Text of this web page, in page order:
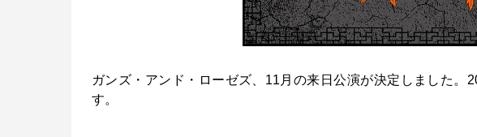
ガンズ・アンド・ローゼズ、11月の来日公演が決定しました。
す。